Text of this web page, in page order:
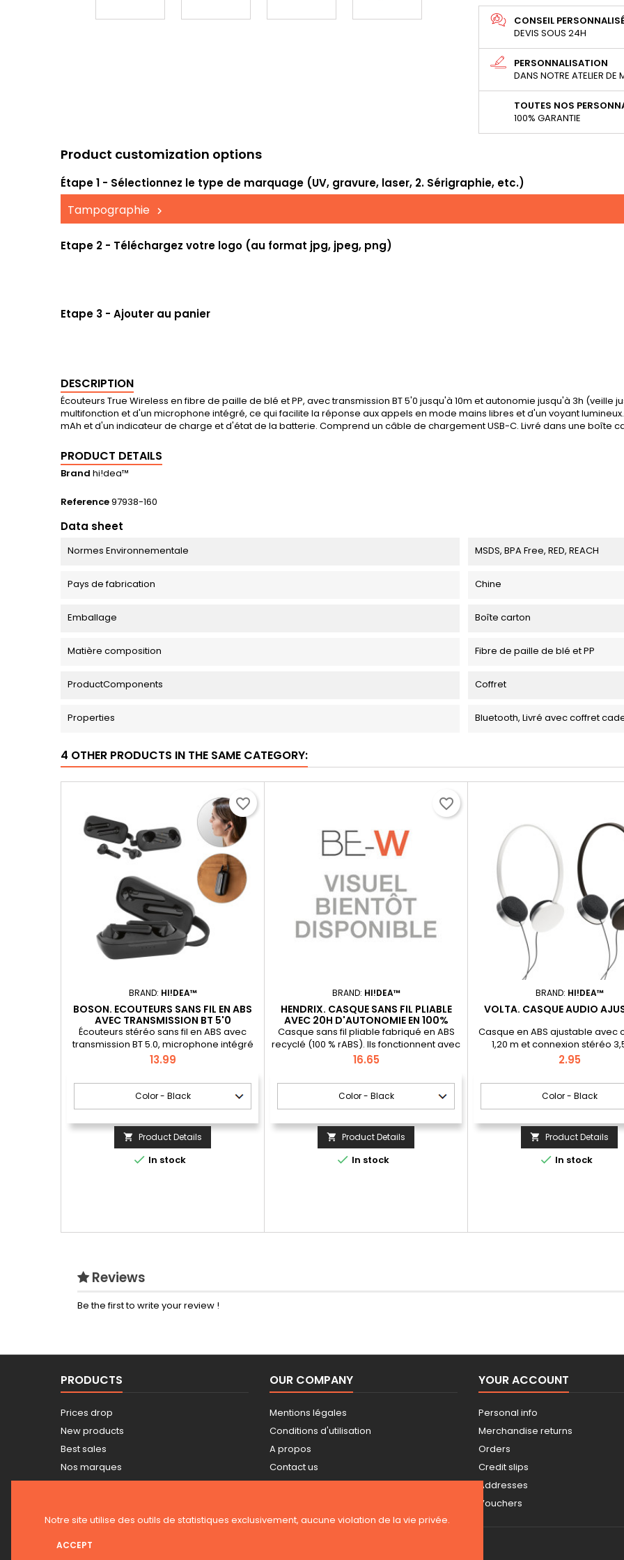
CONSEIL
DEVIS SOUS 24H
PERSONNALISATION
DANS NOTRE ATELIER DE
TOUTES NOS
100% GARANTIE
Product customization options
Étape 1 - Sélectionnez le type de marquage (UV, gravure, laser, 2. Sérigraphie, etc.)
Tampographie
Etape 2 - Téléchargez votre logo (au format jpg, jpeg, png)
Etape 3 - Ajouter au panier
DESCRIPTION
Écouteurs True Wireless en fibre de paille de blé et PP, avec transmission BT 5'0 jusqu'à 10m et autonomie jusqu'à 3h
multifonction et d'un microphone intégré, ce qui facilite la réponse aux appels en mode mains libres et d'un voyant
mAh et d'un indicateur de charge et d'état de la batterie. Comprend un câble de chargement USB-C. Livré dans une boîte
PRODUCT DETAILS
Brand hi!dea™
Reference97938-160
Data sheet
Normes Environnementale MSDS, BPA Free, RED, REACH
Pays de fabrication Chine
Emballage Boîte carton
Matière composition Fibre de paille de blé et PP
ProductComponents Coffret
Properties Bluetooth, Livré avec coffret
4 OTHER PRODUCTS IN THE SAME CATEGORY:
BRAND: HI!DEA™
BOSON. ECOUTEURS SANS FIL EN ABS
AVEC TRANSMISSION BT 5'0
Écouteurs stéréo sans fil en ABS avec
transmission BT 5.0, microphone intégré
et autonomie jusqu'à 3h. Le boîtier de
également en ABS et contient un clip en
silicone qui permet de transporter et de
charger les écouteurs de manière simple
inclus. Livré dans une boîte cadeau en...
Price
13.99
 Product Details
 In stock
favorite_border
BRAND: HI!DEA™
HENDRIX. CASQUE SANS FIL PLIABLE
AVEC 20H D'AUTONOMIE EN 100%
RABS
Casque sans fil pliable fabriqué en ABS
recyclé (100 % rABS). Ils fonctionnent avec
la transmission BT v5.4, disposent d'un
jack AUX de 3,5 mm, qui permet d'utiliser
les écouteurs via un câble audio, même
lorsque la batterie est déchargée. La
qui offre une autonomie d'environ...
Price
16.65
 Product Details
 In stock
favorite_border
BRAND: HI!DEA™
VOLTA. CASQUE AUDIO
Casque en ABS ajustable avec
1,20 m et connexion stéréo
Price
2.95
 Product Details
 In stock
Reviews
Be the first to write your review !
PRODUCTS
Prices drop
New products
Best sales
Nos marques
Tarifs professionnels
OUR COMPANY
Mentions légales
Conditions d'utilisation
A propos
Contact us
Sitemap
YOUR ACCOUNT
Personal info
Merchandise returns
Orders
Credit slips
Addresses
Vouchers
Notre site utilise des outils de statistiques exclusivement, aucune violation de la vie privée.
ACCEPT